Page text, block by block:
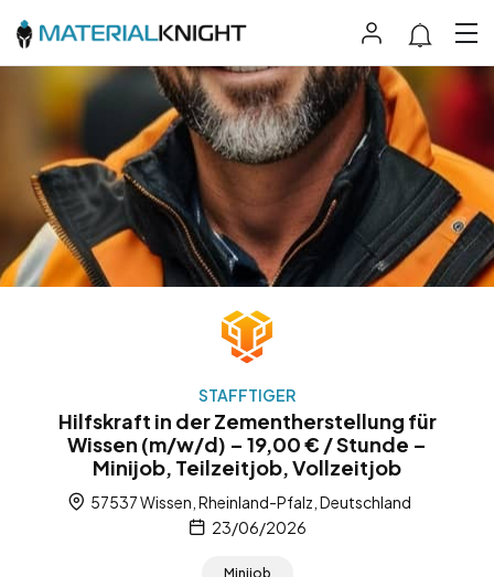
STAFFTIGER
Hilfskraft in der Zementherstellung für
Wissen (m/w/d) – 19,00 € / Stunde –
Minijob, Teilzeitjob, Vollzeitjob
57537 Wissen, Rheinland-Pfalz, Deutschland
23/06/2026
Minijob